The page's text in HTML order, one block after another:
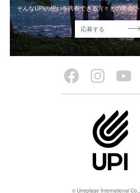
そんなUPIの想いを共有できる方々との出会
応募する
© Uneplage International